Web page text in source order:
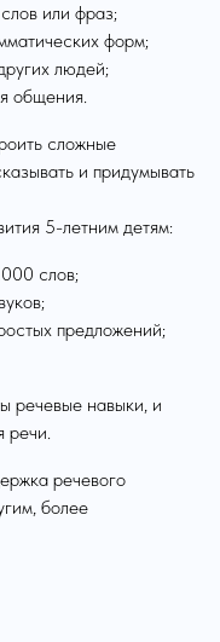
или фраз;
форм;
людей;
общения.
сложные
и придумывать
5-летним детям:
слов;
предложений;
речевые навыки, и
речи.
речевого
более